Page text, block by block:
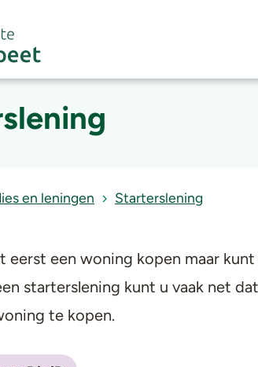
en leningen Starterslening
eerst een woning kopen maar
starterslening kunt u vaak net
te kopen.